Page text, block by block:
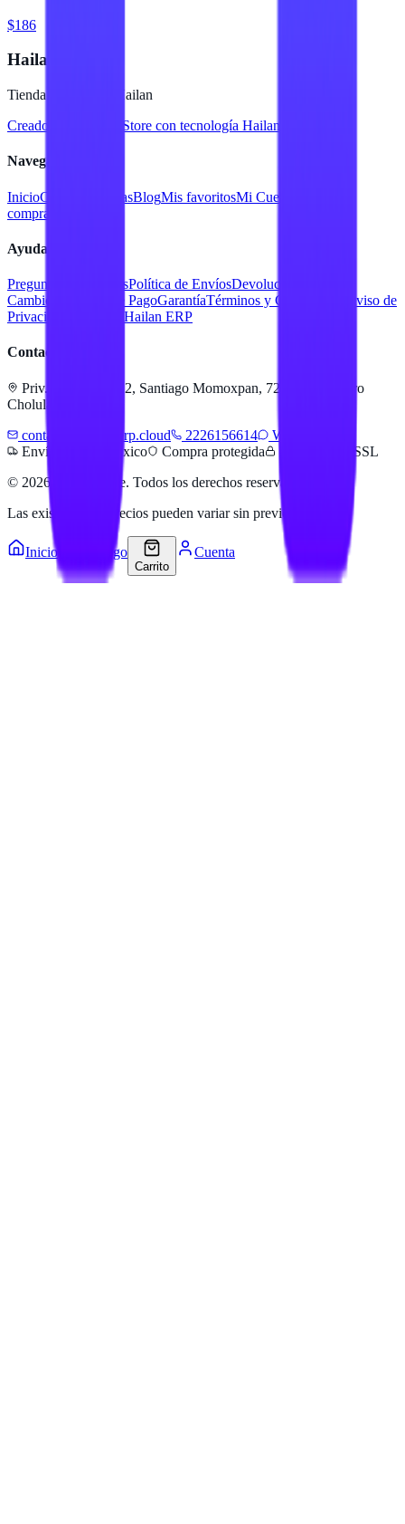
$186
Hailan Store
Tienda en línea de Hailan
Creado para
Hailan Store con tecnología Hailan ERP
Navegación
InicioCatálogo MarcasBlogMis favoritosMi Cuenta
compra
Ayuda
Preguntas FrecuentesPolítica de EnvíosDevoluciones y
Cambios
Métodos de PagoGarantíaTérminos y Condiciones
Aviso de
Privacidad
Servicios Hailan ERP
Contacto
Priv. Alejandra 512, Santiago Momoxpan, 72775 San Pedro
Cholula, Pue.
contacto@hailanerp.cloud
2226156614
WhatsApp
Envíos a todo México
Compra protegida
Pago seguro SSL
© 2026 Hailan Store. Todos los derechos reservados.
Las existencias y precios pueden variar sin previo aviso.
Inicio Catálogo
Carrito
Cuenta